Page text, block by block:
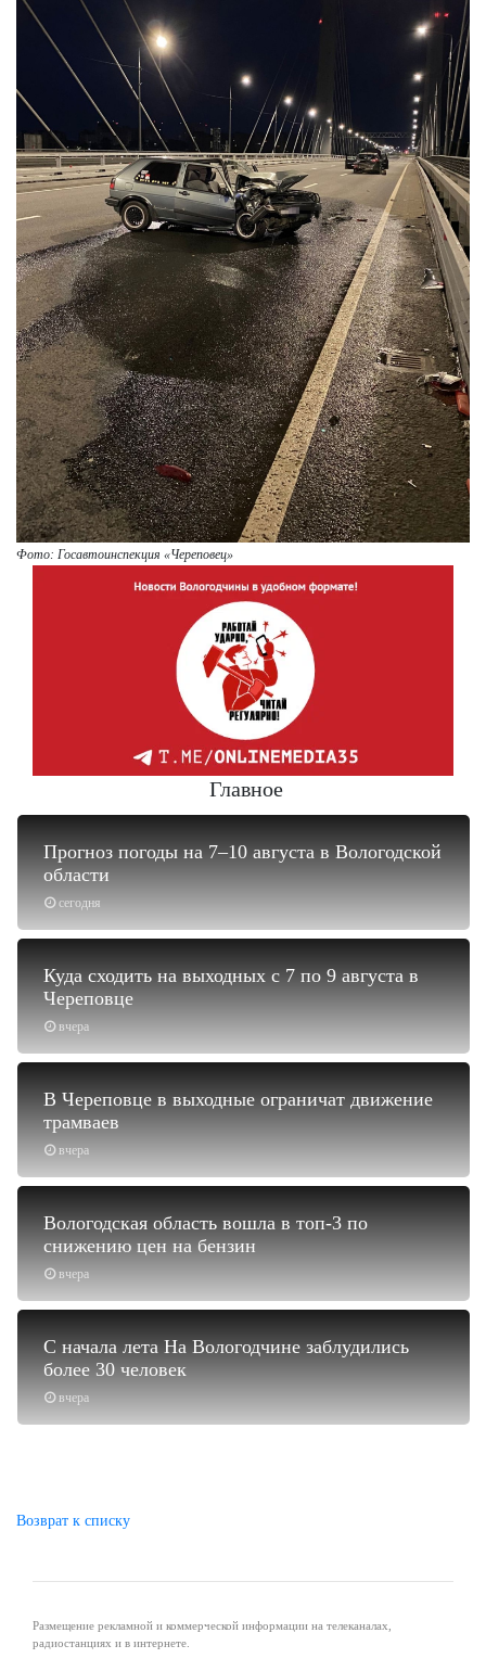
Фото: Госавтоинспекция «Череповец»
Главное
сегодня
Прогноз погоды на 7–10 августа в Вологодской
области
вчера
Куда сходить на выходных с 7 по 9 августа в
Череповце
вчера
В Череповце в выходные ограничат движение
трамваев
вчера
Вологодская область вошла в топ-3 по
снижению цен на бензин
вчера
С начала лета На Вологодчине заблудились
более 30 человек
Возврат к списку
Размещение рекламной и коммерческой информации на телеканалах,
радиостанциях и в интернете.